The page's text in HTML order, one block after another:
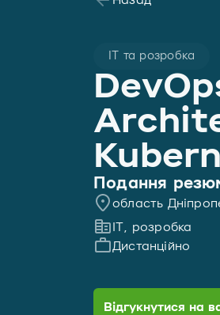
IT та розробка
Подання
область
IT, розробка
Дистанційно
Відгукнутися на